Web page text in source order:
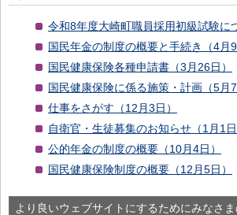
令和8年度大崎町職員採用初級試験に
国民年金の制度の概要と手続き（4月9
国民健康保険各種申請書（3月26日）
国民健康保険に係る施策・計画（5月7
仕事をさがす（12月3日）
自衛官・生徒募集のお知らせ（1月1日
公的年金の制度の概要（10月4日）
国民健康保険制度の概要（12月5日）
より良いウェブサイトにするためにみなさ